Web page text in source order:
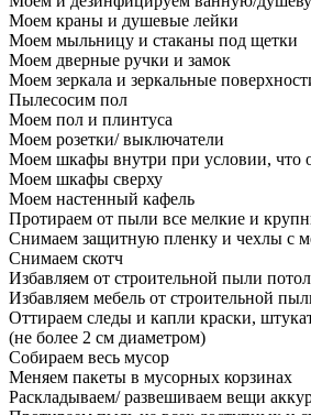
Моем краны и душевые лейки
Моем мыльницу и стаканы под щетки
Моем дверные ручки и замок
Моем зеркала и зеркальные
Пылесосим пол
Моем пол и плинтуса
Моем розетки/ выключатели
Моем шкафы внутри при условии, что
Моем шкафы сверху
Моем настенный кафель
Протираем от пыли все мелкие и
Снимаем защитную пленку и чехлы с
Снимаем скотч
Избавляем от строительной пыли
Избавляем мебель от строительной
Оттираем следы и капли краски,
(не более 2 см диаметром)
Собираем весь мусор
Меняем пакеты в мусорных корзинах
Раскладываем/ развешиваем вещи